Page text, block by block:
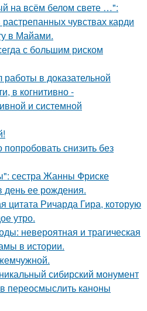
на всём белом свете …":
чувствах карди
в Майами.
с большим риском
работы в доказательной
в когнитивно -
и системной
снизить без
сестра Жанны Фриске
день ее рождения.
цитата Ричарда Гира, которую
утро.
невероятная и трагическая
в истории.
сибирский монумент
переосмыслить каноны